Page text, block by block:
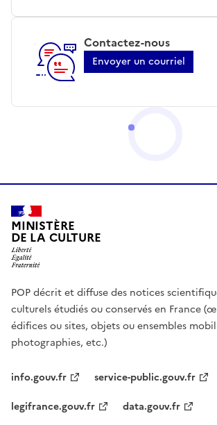
Contactez-nous
Envoyer un courriel
MINISTÈRE
DE LA CULTURE
POP décrit et diffuse des notices
culturels étudiés ou conservés en France
édifices ou sites, objets ou ensembles
photographies, etc.)
info.gouv.fr
service-public.gouv.fr
legifrance.gouv.fr
data.gouv.fr